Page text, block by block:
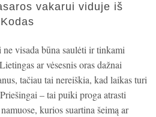
vakarui viduje iš
ne visada būna saulėti ir tinkami
ar vėsesnis oras dažnai
tačiau tai nereiškia, kad laikas turi
– tai puiki proga atrasti
kurios suartina šeimą ar